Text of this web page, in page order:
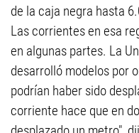
de la caja negra hasta
Las corrientes en esa
en algunas partes. La
desarrolló modelos por
podrían haber sido
corriente hace que en